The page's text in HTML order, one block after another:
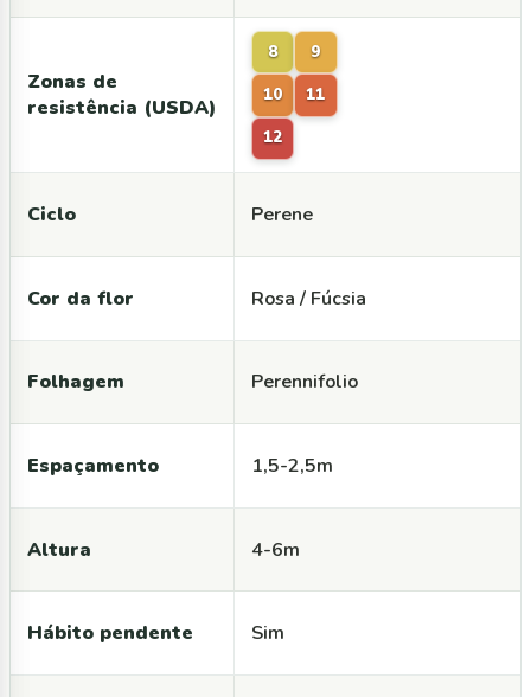
Zonas de
resistência (USDA)
8 9
10 11
12
Ciclo Perene
Cor da flor Rosa / Fúcsia
Folhagem Perennifolio
Espaçamento 1,5-2,5m
Altura 4-6m
Hábito pendente Sim